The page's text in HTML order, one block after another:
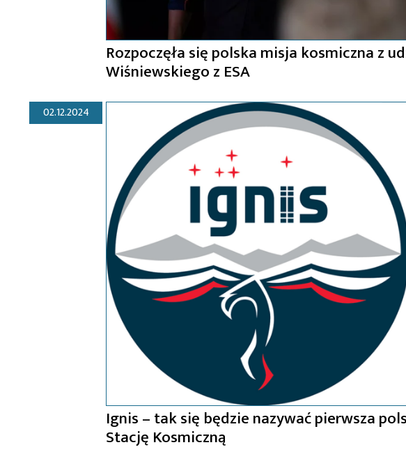
Rozpoczęła się polska misja kosmiczna z
Wiśniewskiego z ESA
02.12.2024
Ignis – tak się będzie nazywać pierwsza
Stację Kosmiczną